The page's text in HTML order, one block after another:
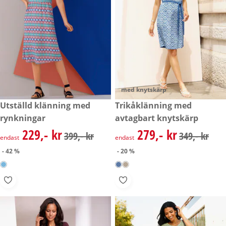
rabatterat pris: 229,- kr, tidigare pris: 399,- kr
- 42 %
Utställd klänning med
rynkningar
rabatterat pris: 229,- kr, tidigare pris: 399,- kr
endast 229,- kr399,- kr
- 42 %
med knytskärp
rabatterat pris: 279,- kr,
- 20 %
Trikåklänning med
avtagbart knytskärp
rabatterat pris: 279,- kr,
endast 279,- kr349,- kr
- 20 %